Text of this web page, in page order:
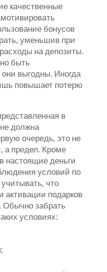
качественные
бонусов
уменьшив при
на депозиты.
быть
выгодны. Иногда
повышает потерю
в
должна
очередь, это не
а предел. Кроме
настоящие деньги
условий по
что
активации подарков
забрать
условиях: